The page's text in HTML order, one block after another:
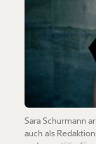
Sara Schurmann
auch als